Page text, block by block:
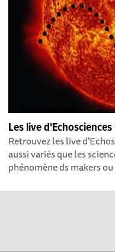
Les live
Retrouvez les live
aussi variés que les
phénomène ds makers